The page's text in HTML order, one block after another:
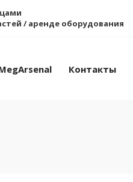
/ аренде оборудования
Контакты